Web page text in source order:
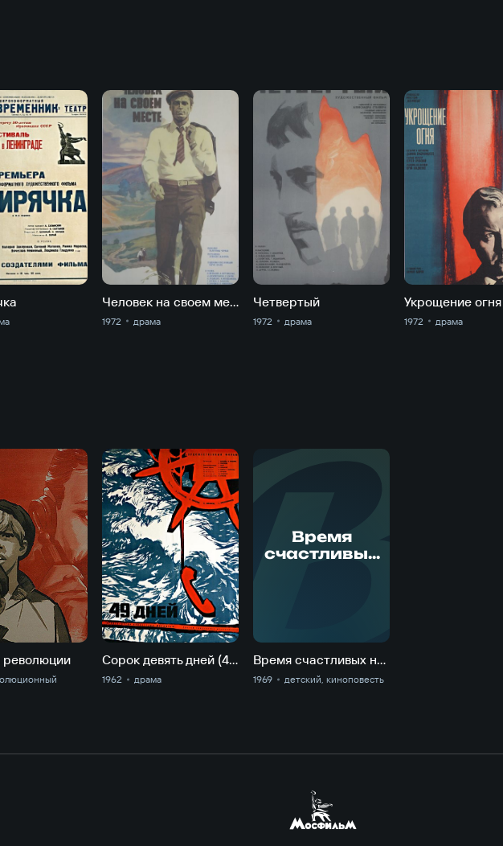
Человек на своем месте
1972 драма
Четвертый
1972 драма
Укрощение огня
1972 драма
Сорок девять дней (49 дней)
1962 драма В
Время
счастливых
Время счастливых находок
1969 детский, киноповесть